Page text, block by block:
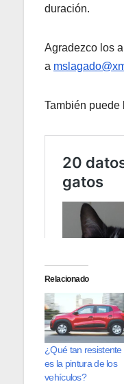
duración.
Agradezco los
a
También puede
Relacionado
¿Qué tan resistente
es la pintura de los
vehículos?